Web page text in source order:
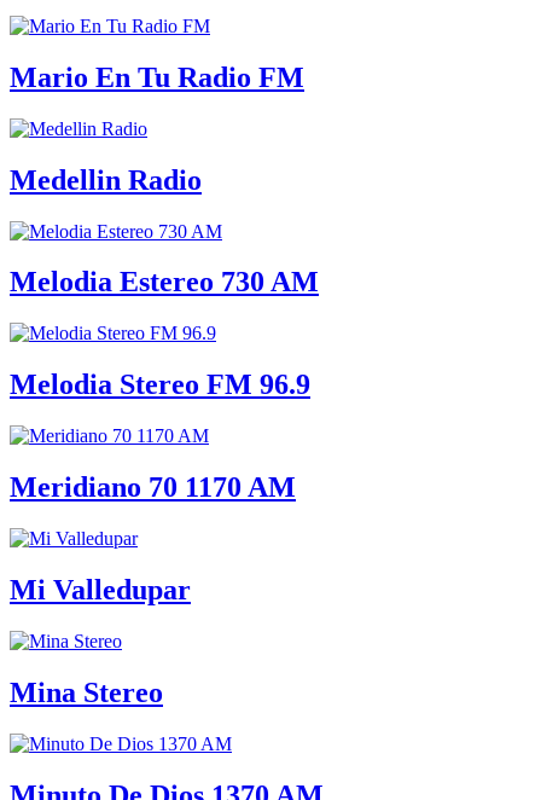
Mario En Tu Radio FM
Medellin Radio
Melodia Estereo 730 AM
Melodia Stereo FM 96.9
Meridiano 70 1170 AM
Mi Valledupar
Mina Stereo